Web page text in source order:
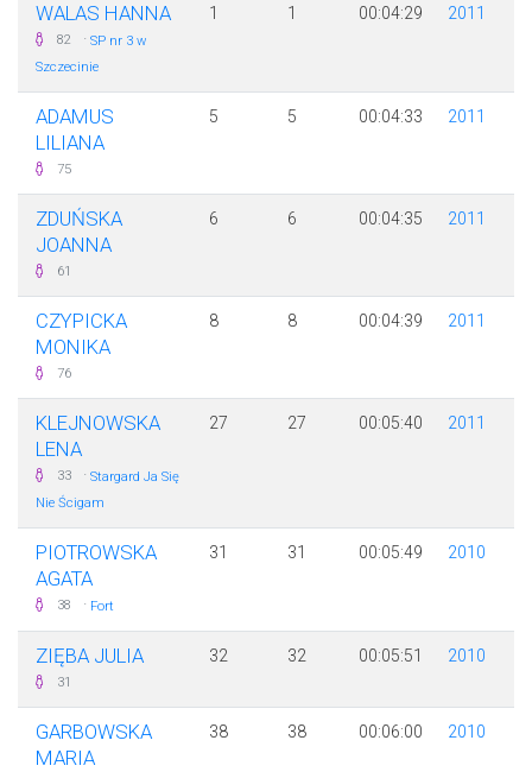
WALAS HANNA
82 · SP nr 3 w
Szczecinie
1 1 00:04:29 2011
ADAMUS
LILIANA
75
5 5 00:04:33 2011
ZDUŃSKA
JOANNA
61
6 6 00:04:35 2011
CZYPICKA
MONIKA
76
8 8 00:04:39 2011
KLEJNOWSKA
LENA
33 · Stargard Ja Się
Nie Ścigam
27 27 00:05:40 2011
PIOTROWSKA
AGATA
38 · Fort
31 31 00:05:49 2010
ZIĘBA JULIA
31
32 32 00:05:51 2010
GARBOWSKA
MARIA
38 38 00:06:00 2010